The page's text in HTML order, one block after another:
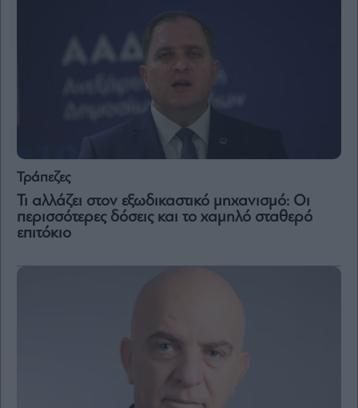
Τράπεζες
Τι αλλάζει στον εξωδικαστικό μηχανισμό: Οι
περισσότερες δόσεις και το χαμηλό σταθερό
επιτόκιο